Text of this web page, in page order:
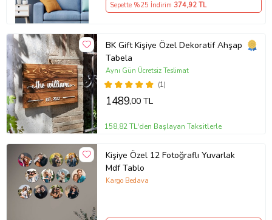
Sepette %25 İndirim 374,92 TL
BK Gift Kişiye Özel Dekoratif Ahşap
Tabela
(1)
Aynı Gün Ücretsiz Teslimat
1489,00 TL
158,82 TL'den Başlayan Taksitlerle
Kişiye Özel 12 Fotoğraflı Yuvarlak
Mdf Tablo
Kargo Bedava